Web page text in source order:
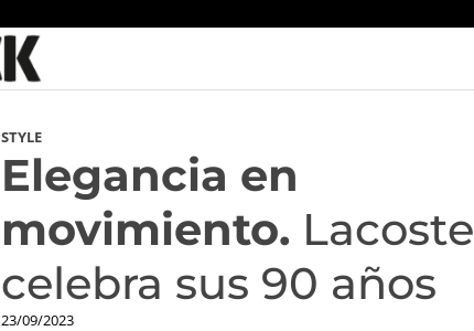
STYLE
Elegancia en
movimiento. Lacoste
celebra sus 90 años
23/09/2023